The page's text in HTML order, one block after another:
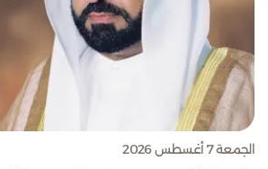
الجمعة 7 أغسطس 2026